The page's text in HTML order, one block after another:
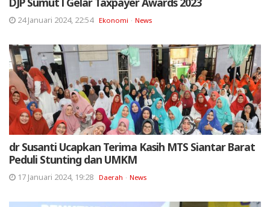
24 Januari 2024, 22:54 Ekonomi News
dr Susanti Ucapkan Terima Kasih MTS Siantar Barat
Peduli Stunting dan UMKM
17 Januari 2024, 19:28 Daerah News